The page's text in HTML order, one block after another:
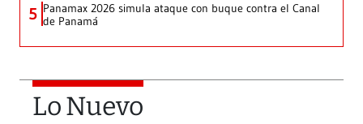
5 Panamax 2026 simula ataque con buque contra el Canal
de Panamá
Lo Nuevo